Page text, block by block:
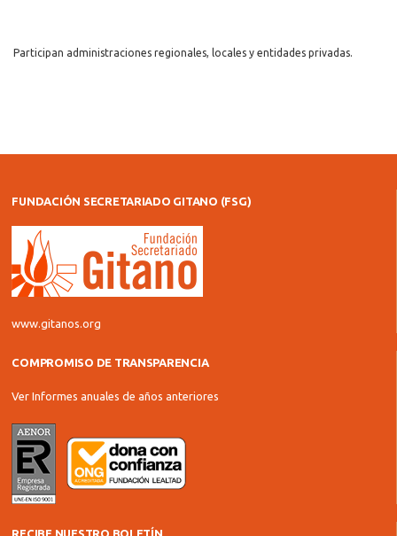
Participan administraciones regionales, locales y entidades privadas.
FUNDACIÓN SECRETARIADO GITANO (FSG)
www.gitanos.org
COMPROMISO DE TRANSPARENCIA
Ver Informes anuales de años anteriores
RECIBE NUESTRO BOLETÍN